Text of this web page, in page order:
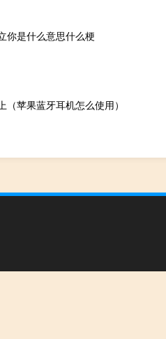
你是什么意思什么梗
苹果蓝牙耳机怎么使用）